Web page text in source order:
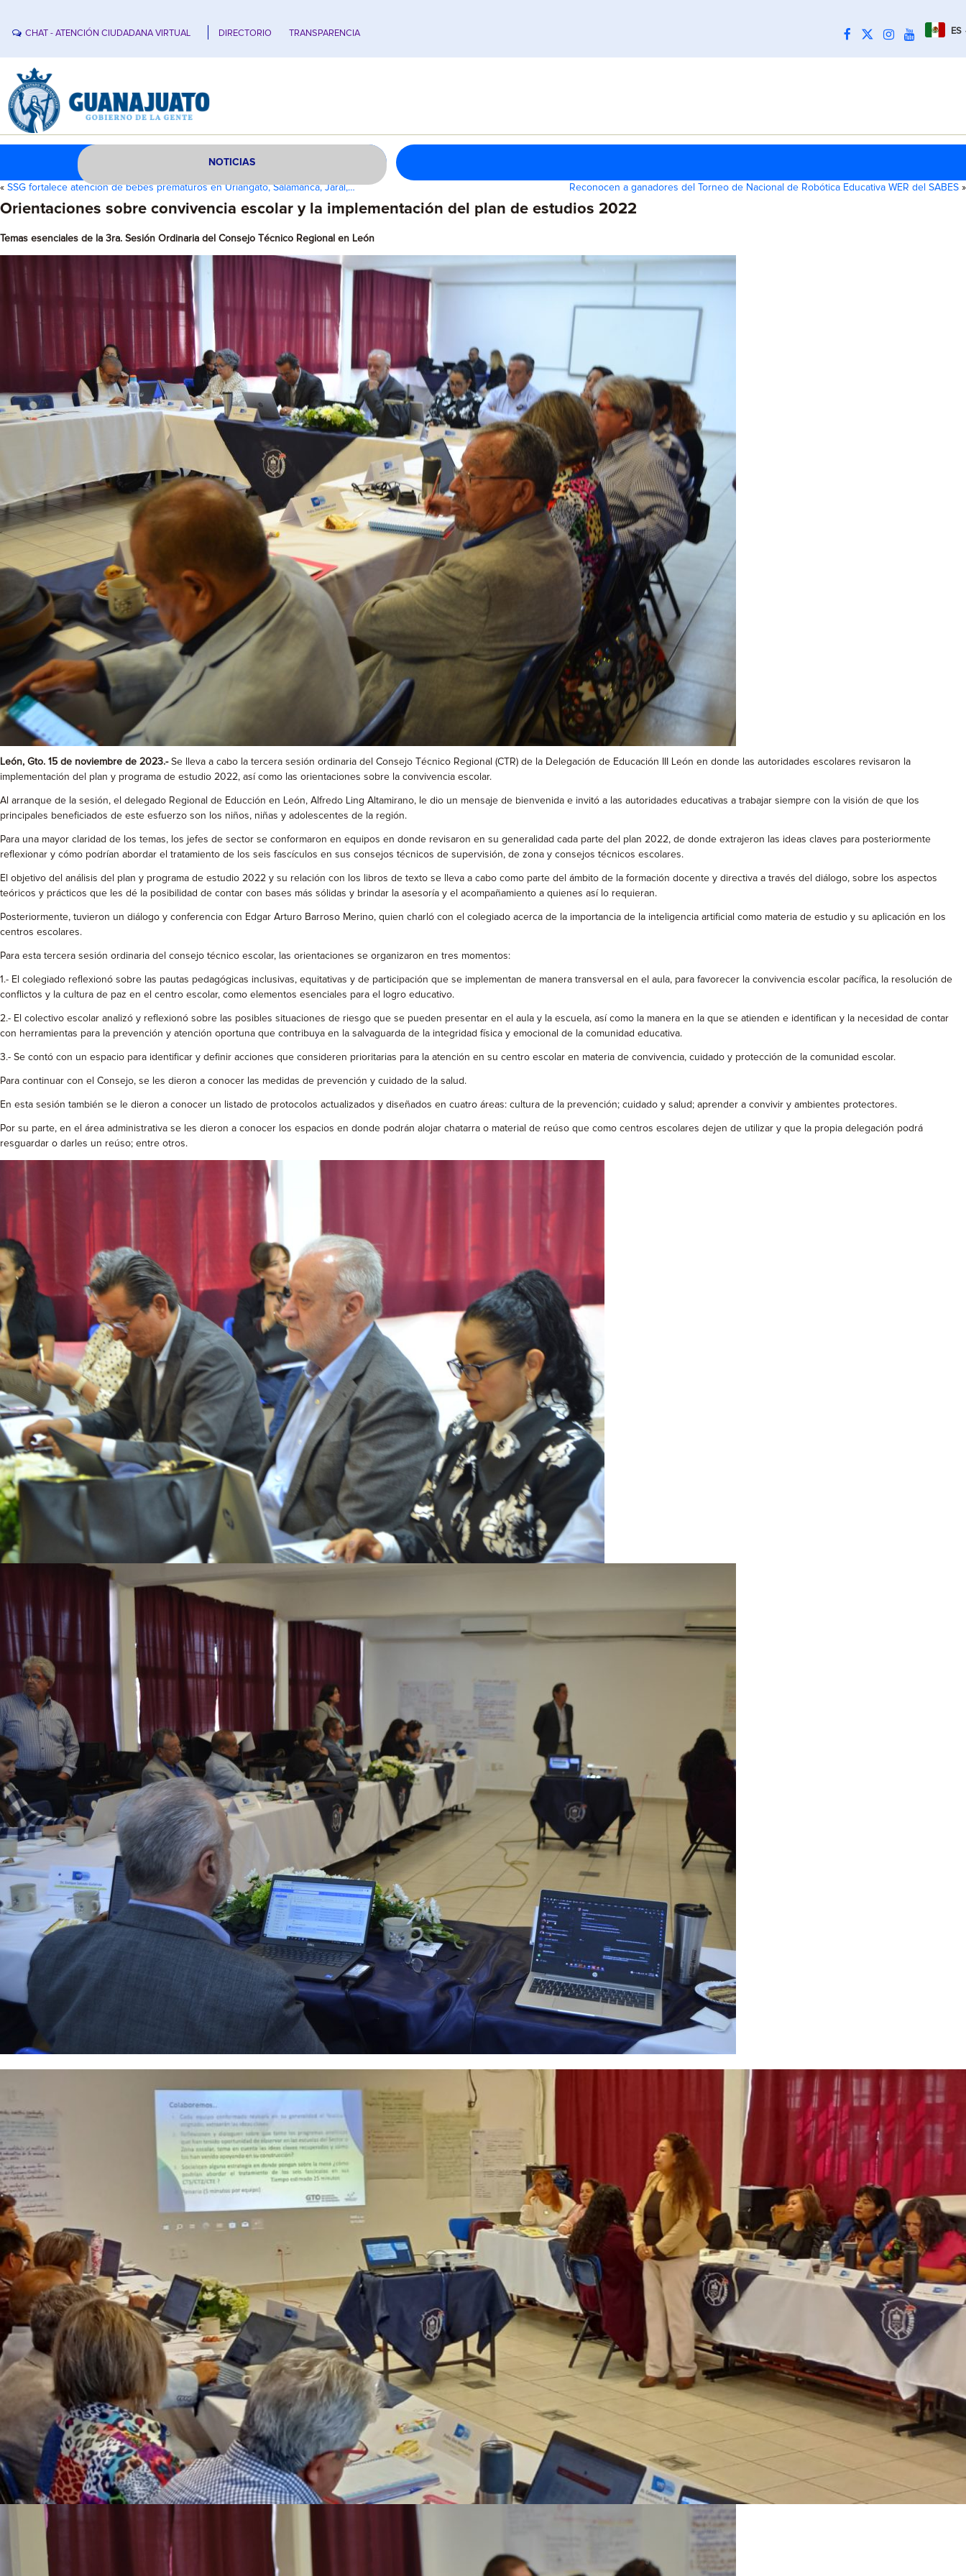
CHAT - ATENCIÓN CIUDADANA VIRTUAL DIRECTORIO TRANSPARENCIA ES
NOTICIAS
« SSG fortalece atención de bebés prematuros en Uriangato, Salamanca, Jaral,… Reconocen a ganadores del Torneo de Nacional de Robótica Educativa WER del SABES »
Orientaciones sobre convivencia escolar y la implementación del plan de estudios 2022
Temas esenciales de la 3ra. Sesión Ordinaria del Consejo Técnico Regional en León
León, Gto. 15 de noviembre de 2023.-Se lleva a cabo la tercera sesión ordinaria del Consejo Técnico Regional (CTR) de la Delegación de Educación III León en donde las autoridades escolares revisaron la
implementación del plan y programa de estudio 2022, así como las orientaciones sobre la convivencia escolar.
Al arranque de la sesión, el delegado Regional de Educción en León, Alfredo Ling Altamirano, le dio un mensaje de bienvenida e invitó a las autoridades educativas a trabajar siempre con la visión de que los
principales beneficiados de este esfuerzo son los niños, niñas y adolescentes de la región.
Para una mayor claridad de los temas, los jefes de sector se conformaron en equipos en donde revisaron en su generalidad cada parte del plan 2022, de donde extrajeron las ideas claves para posteriormente
reflexionar y cómo podrían abordar el tratamiento de los seis fascículos en sus consejos técnicos de supervisión, de zona y consejos técnicos escolares.
El objetivo del análisis del plan y programa de estudio 2022 y su relación con los libros de texto se lleva a cabo como parte del ámbito de la formación docente y directiva a través del diálogo, sobre los aspectos
teóricos y prácticos que les dé la posibilidad de contar con bases más sólidas y brindar la asesoría y el acompañamiento a quienes así lo requieran.
Posteriormente, tuvieron un diálogo y conferencia con Edgar Arturo Barroso Merino, quien charló con el colegiado acerca de la importancia de la inteligencia artificial como materia de estudio y su aplicación en los
centros escolares.
Para esta tercera sesión ordinaria del consejo técnico escolar, las orientaciones se organizaron en tres momentos:
1.- El colegiado reflexionó sobre las pautas pedagógicas inclusivas, equitativas y de participación que se implementan de manera transversal en el aula, para favorecer la convivencia escolar pacífica, la resolución de
conflictos y la cultura de paz en el centro escolar, como elementos esenciales para el logro educativo.
2.- El colectivo escolar analizó y reflexionó sobre las posibles situaciones de riesgo que se pueden presentar en el aula y la escuela, así como la manera en la que se atienden e identifican y la necesidad de contar
con herramientas para la prevención y atención oportuna que contribuya en la salvaguarda de la integridad física y emocional de la comunidad educativa.
3.- Se contó con un espacio para identificar y definir acciones que consideren prioritarias para la atención en su centro escolar en materia de convivencia, cuidado y protección de la comunidad escolar.
Para continuar con el Consejo, se les dieron a conocer las medidas de prevención y cuidado de la salud.
En esta sesión también se le dieron a conocer un listado de protocolos actualizados y diseñados en cuatro áreas: cultura de la prevención; cuidado y salud; aprender a convivir y ambientes protectores.
Por su parte, en el área administrativa se les dieron a conocer los espacios en donde podrán alojar chatarra o material de reúso que como centros escolares dejen de utilizar y que la propia delegación podrá
resguardar o darles un reúso; entre otros.